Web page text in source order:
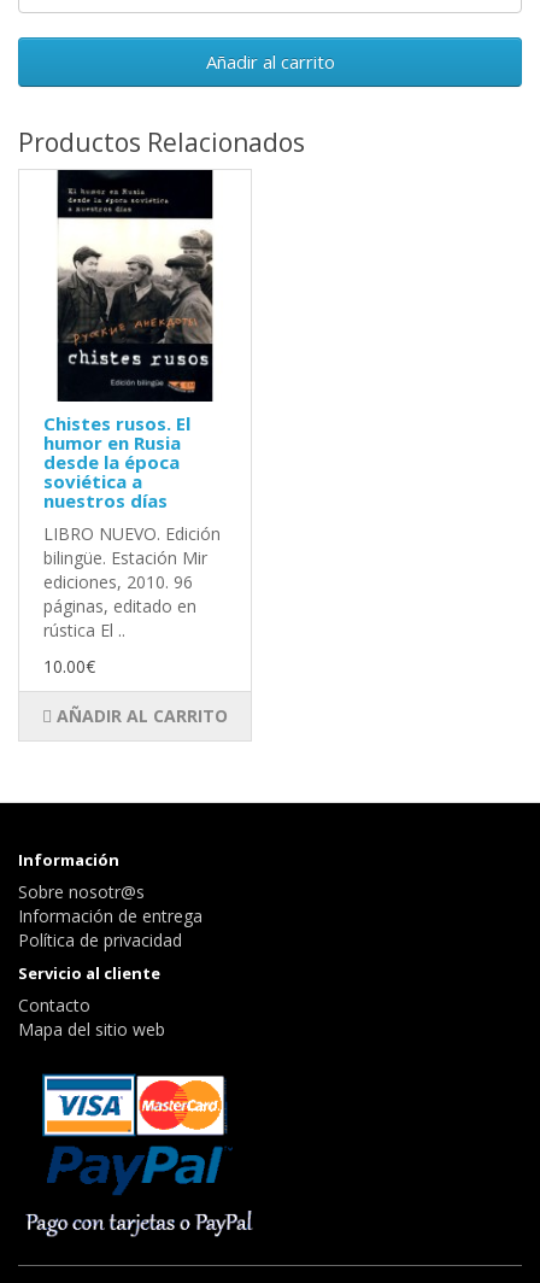
Añadir al carrito
Productos Relacionados
Chistes rusos. El
humor en Rusia
desde la época
soviética a
nuestros días
LIBRO NUEVO. Edición
bilingüe. Estación Mir
ediciones, 2010. 96
páginas, editado en
rústica El ..
10.00€
AÑADIR AL CARRITO
Información
Sobre nosotr@s
Información de entrega
Política de privacidad
Servicio al cliente
Contacto
Mapa del sitio web